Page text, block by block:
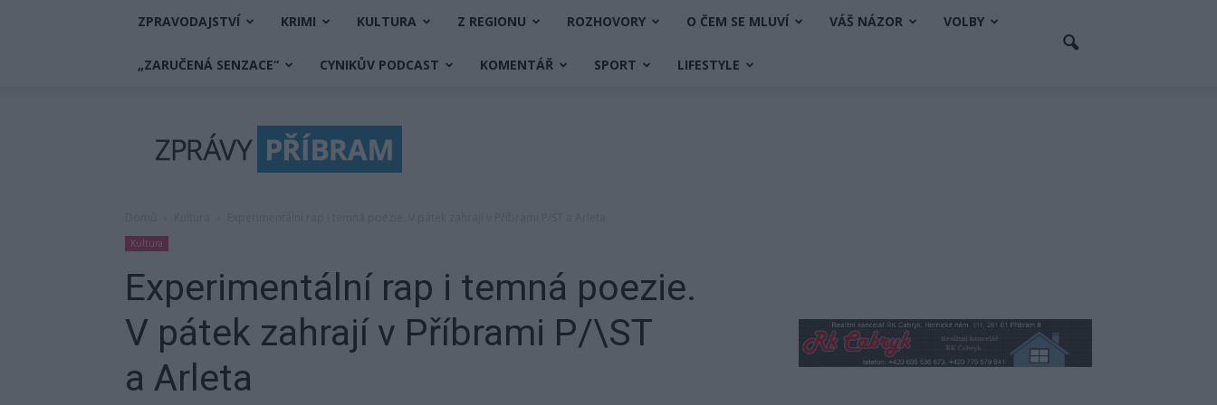
ZPRAVODAJSTVÍ KRIMI KULTURA Z REGIONU ROZHOVORY O ČEM SE MLUVÍ VÁŠ NÁZOR VOLBY
„ZARUČENÁ SENZACE“ CYNIKŮV PODCAST KOMENTÁŘ SPORT LIFESTYLE
Příbram
Kultura
Experimentální rap i temná poezie.
V pátek zahrají v Příbrami P/\ST
a Arleta